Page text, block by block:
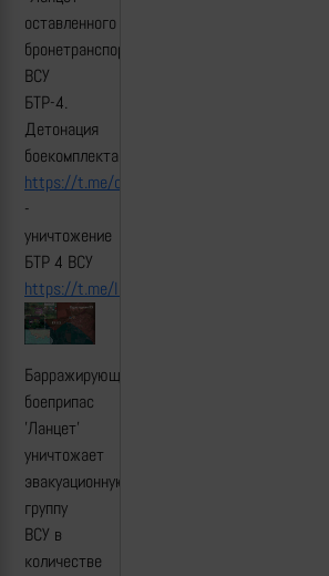
оставленного
бронетранспортёра
ВСУ
БТР-4.
Детонация
боекомплекта.
https://t.me/creamy_caprice/5831
-
уничтожение
БТР 4 ВСУ
https://t.me/lost_armour/3026
Барражирующий
боеприпас
'Ланцет'
уничтожает
эвакуационную
группу
ВСУ в
количестве